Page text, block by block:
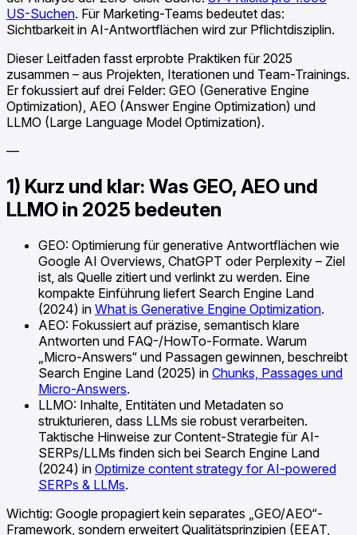
US-Suchen. Für Marketing-Teams bedeutet das:
Sichtbarkeit in AI-Antwortflächen wird zur Pflichtdisziplin.
Dieser Leitfaden fasst erprobte Praktiken für 2025
zusammen – aus Projekten, Iterationen und Team-Trainings.
Er fokussiert auf drei Felder: GEO (Generative Engine
Optimization), AEO (Answer Engine Optimization) und
LLMO (Large Language Model Optimization).
—
1) Kurz und klar: Was GEO, AEO und
LLMO in 2025 bedeuten
GEO: Optimierung für generative Antwortflächen wie
Google AI Overviews, ChatGPT oder Perplexity – Ziel
ist, als Quelle zitiert und verlinkt zu werden. Eine
kompakte Einführung liefert Search Engine Land
(2024) in What is Generative Engine Optimization.
AEO: Fokussiert auf präzise, semantisch klare
Antworten und FAQ-/HowTo-Formate. Warum
„Micro-Answers“ und Passagen gewinnen, beschreibt
Search Engine Land (2025) in Chunks, Passages und
Micro-Answers.
LLMO: Inhalte, Entitäten und Metadaten so
strukturieren, dass LLMs sie robust verarbeiten.
Taktische Hinweise zur Content-Strategie für AI-
SERPs/LLMs finden sich bei Search Engine Land
(2024) in Optimize content strategy for AI-powered
SERPs & LLMs.
Wichtig: Google propagiert kein separates „GEO/AEO“-
Framework, sondern erweitert Qualitätsprinzipien (EEAT,